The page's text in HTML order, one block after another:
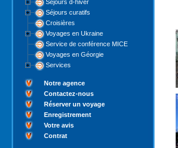
Séjours d-hiver
Séjours curatifs
Croisières
Voyages en Ukraine
Service de conférence MICE
Voyages en Géorgie
Services
Notre agence
Contactez-nous
Réserver un voyage
Enregistrement
Votre avis
Contrat